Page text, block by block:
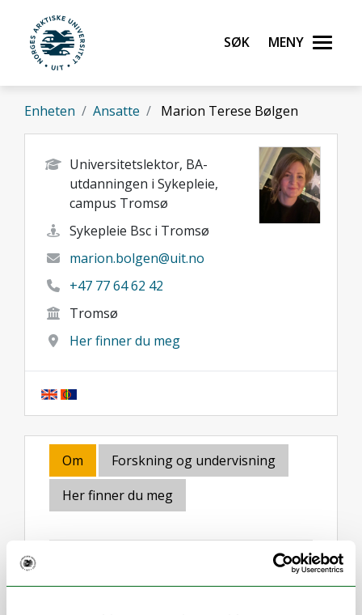
Gå til hovedinnhold
UiT Norges arktiske universitet
Søk Meny
Enheten Ansatte Marion Terese Bølgen
Universitetslektor, BA-
utdanningen i Sykepleie,
campus Tromsø
Sykepleie Bsc i Tromsø
marion.bolgen@uit.no
+47 77 64 62 42
Tromsø
Her finner du meg
Om
Forskning og undervisning
Her finner du meg
Stillingsbeskrivelse